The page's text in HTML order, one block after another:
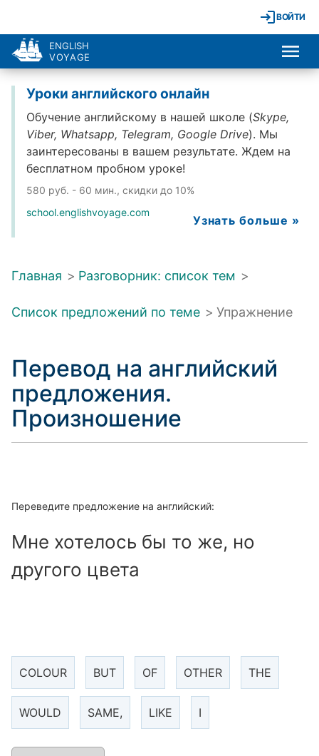
ВОЙТИ
ENGLISH
VOYAGE
Уроки английского онлайн
Обучение английскому в нашей школе (Skype,
Viber, Whatsapp, Telegram, Google Drive). Мы
заинтересованы в вашем результате. Ждем на
бесплатном пробном уроке!
580 руб. - 60 мин., скидки до 10%
school.englishvoyage.com
Узнать больше »
Главная > Разговорник: список тем >
Список предложений по теме > Упражнение
Перевод на английский
предложения.
Произношение
Переведите предложение на английский:
Мне хотелось бы то же, но
другого цвета
COLOUR BUT OF OTHER THE
WOULD SAME, LIKE I